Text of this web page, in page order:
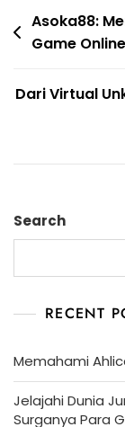
Post
navigation
Asoka88:
Game
Dari Virtual
Search
RECENT
Memahami
Jelajahi Dunia
Surganya Para